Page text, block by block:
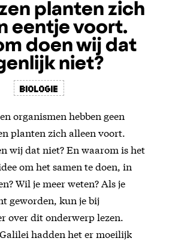
planten zich
eentje voort.
doen wij dat
niet?
Biologie
organismen hebben geen
planten zich alleen voort.
wij dat niet? En waarom is het
om het samen te doen, in
Wil je meer weten? Als je
geworden, kun je bij
over dit onderwerp lezen.
hadden het er moeilijk